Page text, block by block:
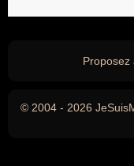
Proposez
© 2004 - 2026